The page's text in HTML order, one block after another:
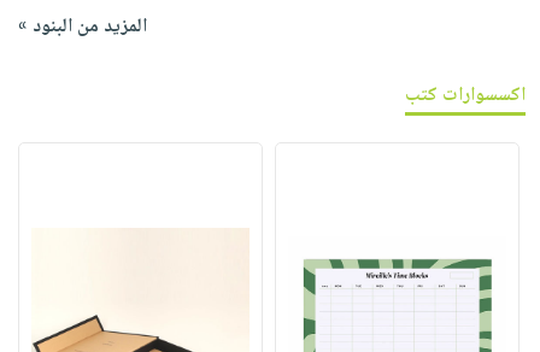
المزيد من البنود »
اكسسوارات كتب